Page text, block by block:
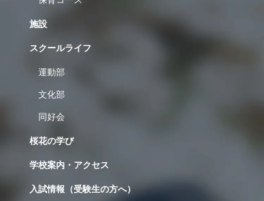
施設
スクールライフ
運動部
文化部
同好会
桜花の学び
学校案内・アクセス
入試情報（受験生の方へ）